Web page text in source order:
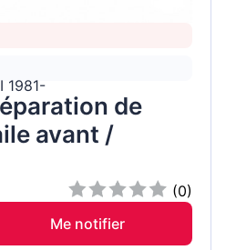
1981-
de
avant /
(0)
Me notifier